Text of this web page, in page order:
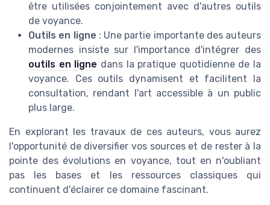
être utilisées conjointement avec d'autres outils
de voyance.
Outils en ligne : Une partie importante des auteurs
modernes insiste sur l'importance d'intégrer des
outils en ligne dans la pratique quotidienne de la
voyance. Ces outils dynamisent et facilitent la
consultation, rendant l'art accessible à un public
plus large.
En explorant les travaux de ces auteurs, vous aurez
l'opportunité de diversifier vos sources et de rester à la
pointe des évolutions en voyance, tout en n'oubliant
pas les bases et les ressources classiques qui
continuent d'éclairer ce domaine fascinant.